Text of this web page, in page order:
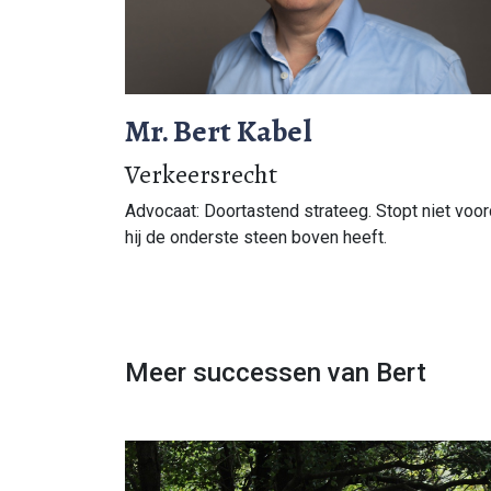
Mr. Bert Kabel
Verkeersrecht
Advocaat: Doortastend strateeg. Stopt niet
hij de onderste steen boven heeft.
Meer successen van Bert